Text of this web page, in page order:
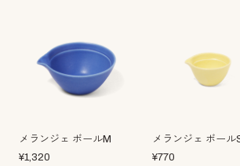
メランジェ ボールM
¥1,320
メランジェ ボール
¥770